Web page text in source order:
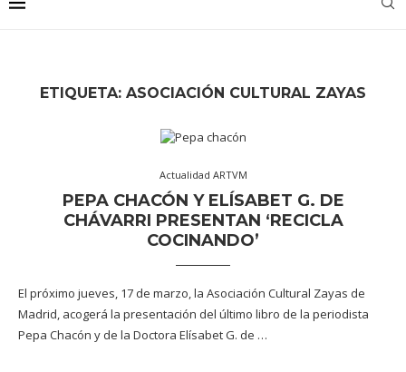
ETIQUETA: ASOCIACIÓN CULTURAL ZAYAS
Actualidad ARTVM
PEPA CHACÓN Y ELÍSABET G. DE
CHÁVARRI PRESENTAN ‘RECICLA
COCINANDO’
El próximo jueves, 17 de marzo, la Asociación Cultural Zayas de
Madrid, acogerá la presentación del último libro de la periodista
Pepa Chacón y de la Doctora Elísabet G. de …